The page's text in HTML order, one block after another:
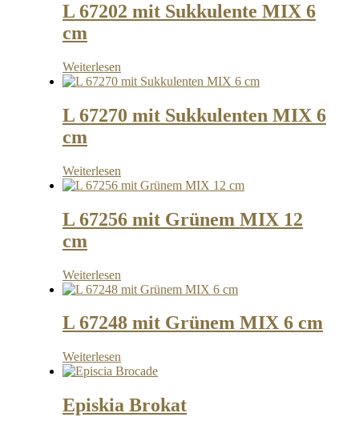
L 67202 mit Sukkulente MIX 6
cm
Weiterlesen
L 67270 mit Sukkulenten MIX 6
cm
Weiterlesen
L 67256 mit Grünem MIX 12
cm
Weiterlesen
L 67248 mit Grünem MIX 6 cm
Weiterlesen
Episkia Brokat